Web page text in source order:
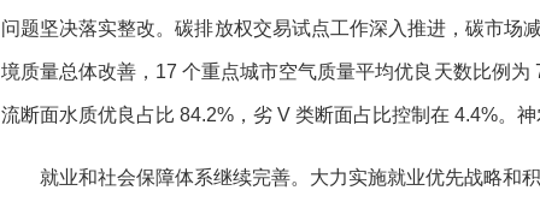
问题坚决落实整改。碳排放权交易试点工作深入推进，碳市场
境质量总体改善，17 个重点城市空气质量平均优良天数比例为
流断面水质优良占比 84.2%，劣 V 类断面占比控制在 4.4%。
就业和社会保障体系继续完善。大力实施就业优先战略和